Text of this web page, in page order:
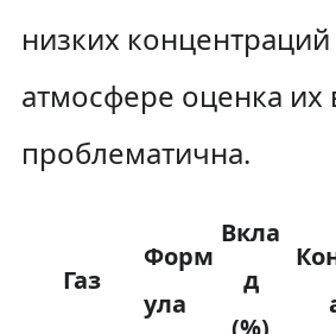
низких концентраций
атмосфере оценка их
проблематична.
Газ
Форм
ула
Вкла
д
(%)